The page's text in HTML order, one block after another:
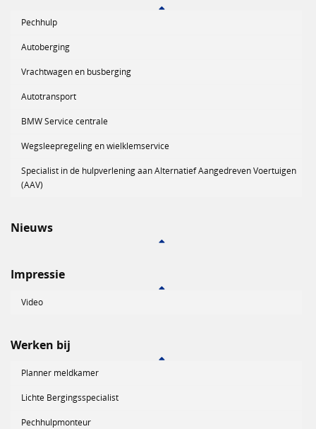
Pechhulp
Autoberging
Vrachtwagen en busberging
Autotransport
BMW Service centrale
Wegsleepregeling en wielklemservice
Specialist in de hulpverlening aan Alternatief Aangedreven Voertuigen
(AAV)
Nieuws
Impressie
Video
Werken bij
Planner meldkamer
Lichte Bergingsspecialist
Pechhulpmonteur